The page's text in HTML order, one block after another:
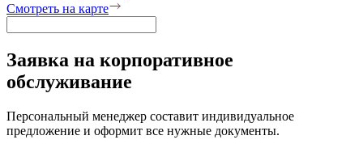
Смотреть на карте
Заявка на корпоративное
обслуживание
Персональный менеджер составит индивидуальное
предложение и оформит все нужные документы.